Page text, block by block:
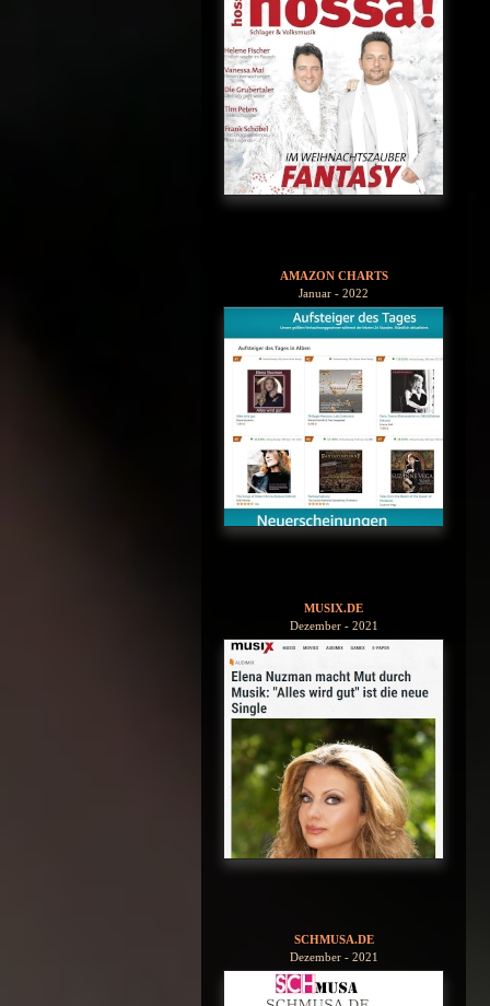
AMAZON CHARTS
Januar - 2022
MUSIX.DE
Dezember - 2021
SCHMUSA.DE
Dezember - 2021